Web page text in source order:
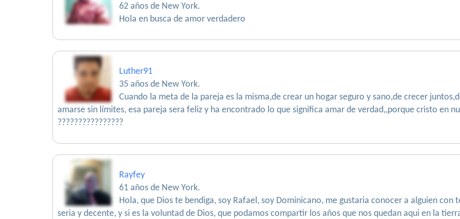
62 años de New York.
Hola en busca de amor verdadero
Luther91
35 años de New York.
Cuando la meta de la pareja es la misma,de crear un hogar seguro y sano,de crecer
amarse sin límites, esa pareja sera feliz y ha encontrado lo que significa amar de verdad,,porque cristo en
????????????????
Rayfey
61 años de New York.
Hola, que Dios te bendiga, soy Rafael, soy Dominicano, me gustaria conocer a alguien
seria y decente, y si es la voluntad de Dios, que podamos compartir los años que nos quedan aqui en la